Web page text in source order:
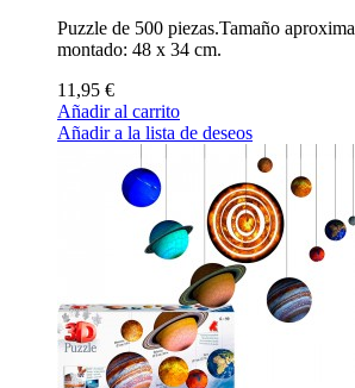
Puzzle de 500 piezas.Tamaño
montado: 48 x 34 cm.
11,95 €
Añadir al carrito
Añadir a la lista de deseos